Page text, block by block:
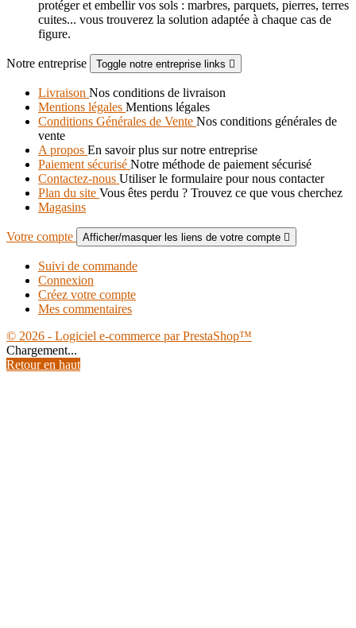
protéger et embellir vos sols : marbres, parquets, pierres, terres
cuites... vous trouverez la solution adaptée à chaque cas de
figure.
Notre entreprise Toggle notre entreprise links 
Livraison Nos conditions de livraison
Mentions légales Mentions légales
Conditions Générales de Vente Nos conditions générales de
vente
A propos En savoir plus sur notre entreprise
Paiement sécurisé Notre méthode de paiement sécurisé
Contactez-nous Utiliser le formulaire pour nous contacter
Plan du site Vous êtes perdu ? Trouvez ce que vous cherchez
Magasins
Votre compte Afficher/masquer les liens de votre compte 
Suivi de commande
Connexion
Créez votre compte
Mes commentaires
© 2026 - Logiciel e-commerce par PrestaShop™
Chargement...
Retour en haut